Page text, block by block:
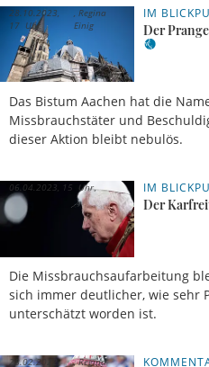
IM
Der
Das Bistum Aachen hat die
Missbrauchstäter und
dieser Aktion bleibt nebulös.
28.10.2023,
17 Uhr
Regina
Einig
IM
Der
Die Missbrauchsaufarbeitung
sich immer deutlicher, wie sehr
unterschätzt worden ist.
06.04.2023, 15 Uhr
28.02.2022, Regina